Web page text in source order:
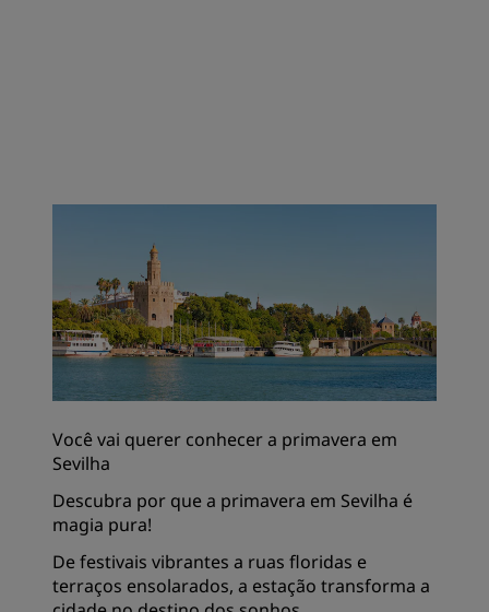
Você vai querer conhecer a primavera em
Sevilha
Descubra por que a primavera em Sevilha é
magia pura!
De festivais vibrantes a ruas floridas e
terraços ensolarados, a estação transforma a